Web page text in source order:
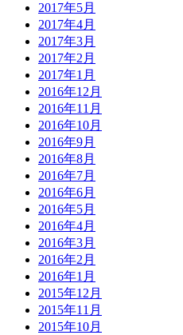
2017年5月
2017年4月
2017年3月
2017年2月
2017年1月
2016年12月
2016年11月
2016年10月
2016年9月
2016年8月
2016年7月
2016年6月
2016年5月
2016年4月
2016年3月
2016年2月
2016年1月
2015年12月
2015年11月
2015年10月